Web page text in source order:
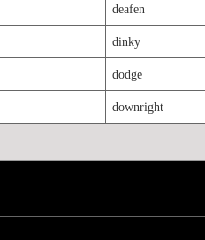
deafen
dinky
dodge
downright